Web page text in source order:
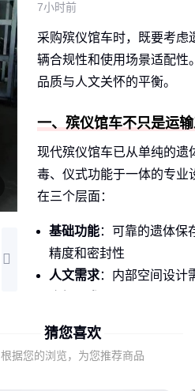
7小时前
采购殡仪馆车时，既要考虑
辆合规性和使用场景适配性
品质与人文关怀的平衡。
一、殡仪馆车不只是运
现代殡仪馆车已从单纯的遗
毒、仪式功能于一体的专业
在三个层面：
基础功能：可靠的遗体保
精度和密封性
人文需求：内部空间设计
这类车型通常会在尾部配置
猜您喜欢
根据您的浏览，为您推荐商品